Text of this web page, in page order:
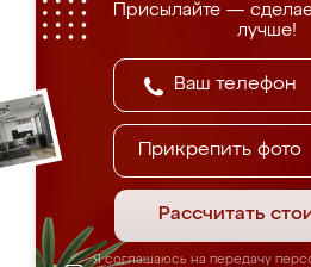
Присылайте —
лучше!
Прикрепить фото
Рассчитать
Я соглашаюсь на передачу